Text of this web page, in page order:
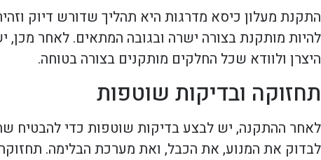
התקנת מעלון כיסא מדרגות היא תהליך שדורש דיוק
להיות מותקנת בצורה ישרה ובגובה המתאים. לאחר
היצרן ולוודא שכל החלקים מותקנים בצורה בטוחה.
תחזוקה ובדיקות שוטפות
לאחר ההתקנה, יש לבצע בדיקות שוטפות כדי להבטיח
לבדוק את המנוע, את הכבל, ואת מערכת הבלימה.